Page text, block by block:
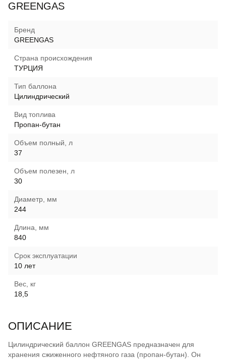
GREENGAS
Бренд
GREENGAS
Страна происхождения
ТУРЦИЯ
Тип баллона
Цилиндрический
Вид топлива
Пропан-бутан
Объем полный, л
37
Объем полезен, л
30
Диаметр, мм
244
Длина, мм
840
Срок эксплуатации
10 лет
Вес, кг
18,5
ОПИСАНИЕ
Цилиндрический баллон GREENGAS предназначен для
хранения сжиженного нефтяного газа (пропан-бутан). Он